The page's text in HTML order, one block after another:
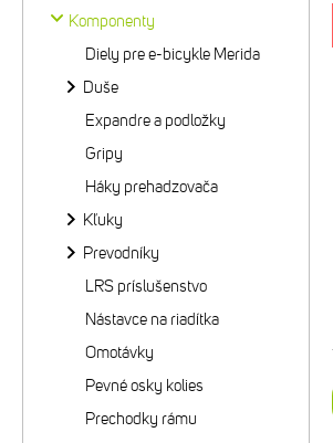
Komponenty
Diely pre e-bicykle Merida
Duše
Expandre a podložky
Gripy
Háky prehadzovača
Kľuky
Prevodníky
LRS príslušenstvo
Nástavce na riadítka
Omotávky
Pevné osky kolies
Prechodky rámu